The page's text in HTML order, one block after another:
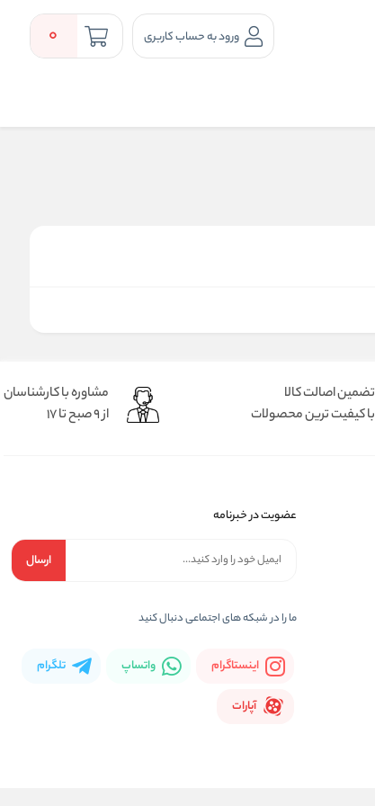
ورود به حساب کاربری 0
تضمین اصالت کالا
با کیفیت ترین محصولات
مشاوره با کارشناسان
از 9 صبح تا 17
عضویت در خبرنامه
ارسال
ما را در شبکه های اجتماعی دنبال کنید
اینستاگرام واتساپ تلگرام
آپارات